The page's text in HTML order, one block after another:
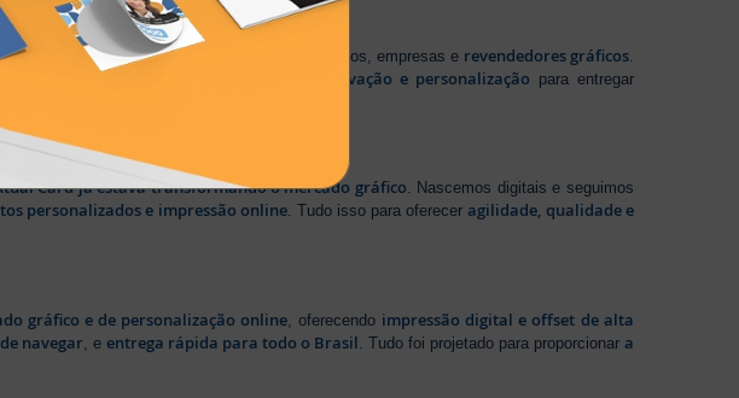
e soluções para atender profissionais autônomos, empresas e revendedores gráficos.
, investindo continuamente em tecnologia, inovação e personalização para entregar
Card já estava transformando o mercado gráfico. Nascemos digitais e seguimos
personalizados e impressão online. Tudo isso para ofereceragilidade, qualidade e
gráfico e de personalização online , oferecendo impressão digital e offset de alta
navegar , e entrega rápida para todo o Brasil . Tudo foi projetado para proporcionar a